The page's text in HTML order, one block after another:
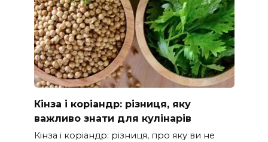
Кінза і коріандр: різниця, яку
важливо знати для кулінарів
Кінза і коріандр: різниця, про яку ви не